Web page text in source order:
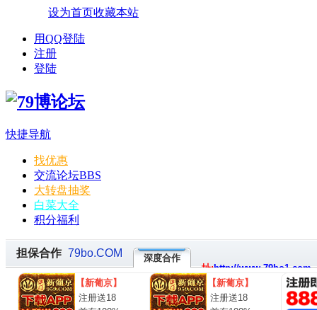
设为首页收藏本站
用QQ登陆
注册
登陆
快捷导航
找优惠
交流论坛BBS
大转盘抽奖
白菜大全
积分福利